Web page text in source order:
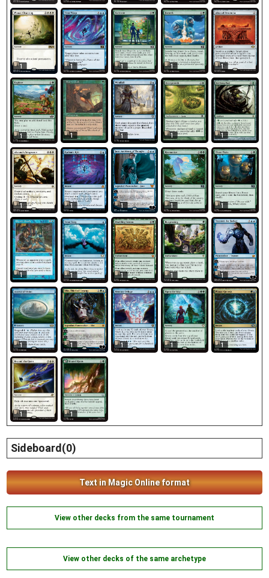
1 1 1 1 1
1 1 1 1 1
1 1 1 1 1
1 1 1 1 1
1 1 1 1 1
1 1
Sideboard(0)
Text in Magic Online format
View other decks from the same tournament
View other decks of the same archetype